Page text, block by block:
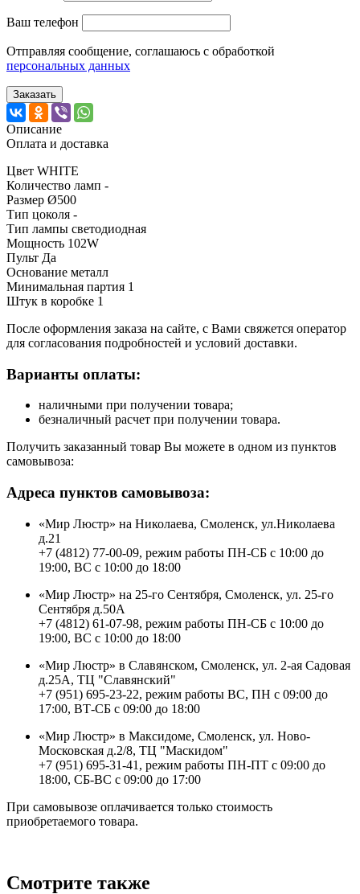
Ваш телефон
Отправляя сообщение, соглашаюсь с обработкой
персональных данных
Заказать
Описание
Оплата и доставка
Цвет WHITE
Количество ламп -
Размер Ø500
Тип цоколя -
Тип лампы светодиодная
Мощность 102W
Пульт Да
Основание металл
Минимальная партия 1
Штук в коробке 1
После оформления заказа на сайте, с Вами свяжется оператор
для согласования подробностей и условий доставки.
Варианты оплаты:
наличными при получении товара;
безналичный расчет при получении товара.
Получить заказанный товар Вы можете в одном из пунктов
самовывоза:
Адреса пунктов самовывоза:
«Мир Люстр» на Николаева, Смоленск, ул.Николаева
д.21
+7 (4812) 77-00-09, режим работы ПН-СБ с 10:00 до
19:00, ВС с 10:00 до 18:00
«Мир Люстр» на 25-го Сентября, Смоленск, ул. 25-го
Сентября д.50А
+7 (4812) 61-07-98, режим работы ПН-СБ с 10:00 до
19:00, ВС с 10:00 до 18:00
«Мир Люстр» в Славянском, Смоленск, ул. 2-ая Садовая
д.25А, ТЦ "Славянский"
+7 (951) 695-23-22, режим работы ВС, ПН с 09:00 до
17:00, ВТ-СБ с 09:00 до 18:00
«Мир Люстр» в Максидоме, Смоленск, ул. Ново-
Московская д.2/8, ТЦ "Маскидом"
+7 (951) 695-31-41, режим работы ПН-ПТ с 09:00 до
18:00, СБ-ВС с 09:00 до 17:00
При самовывозе оплачивается только стоимость
приобретаемого товара.
Смотрите также